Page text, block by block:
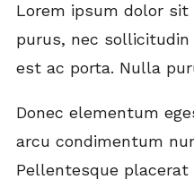
Lorem ipsum dolor
purus, nec
est ac porta. Nulla
Donec elementum
arcu condimentum
Pellentesque